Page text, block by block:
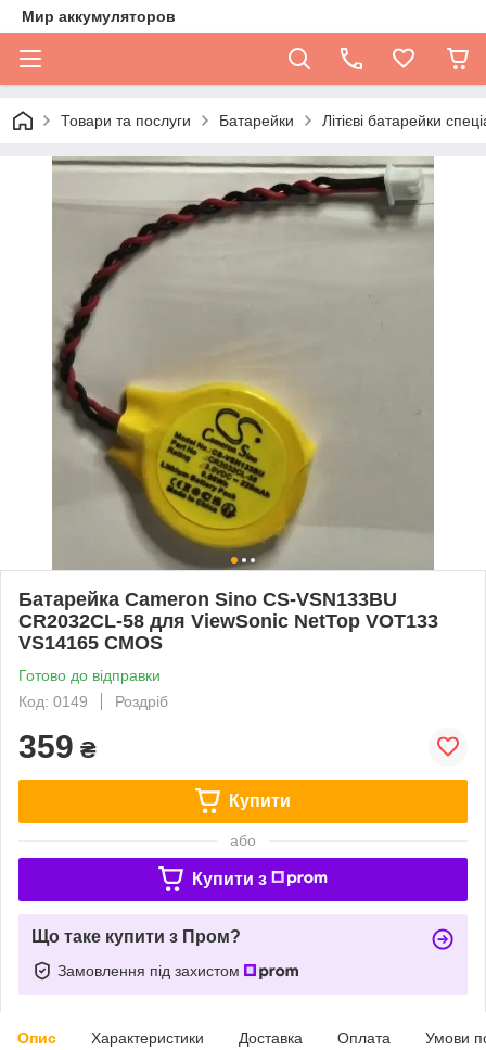
Мир аккумуляторов
Товари та послуги Батарейки Літієві батарейки
Батарейка Cameron Sino CS-VSN133BU
CR2032CL-58 для ViewSonic NetTop VOT133
VS14165 CMOS
Готово до відправки
Код: 0149
Роздріб
359 ₴
Купити
або
Купити з
Що таке купити з Пром?
Замовлення під захистом
Опис Характеристики Доставка Оплата Умови